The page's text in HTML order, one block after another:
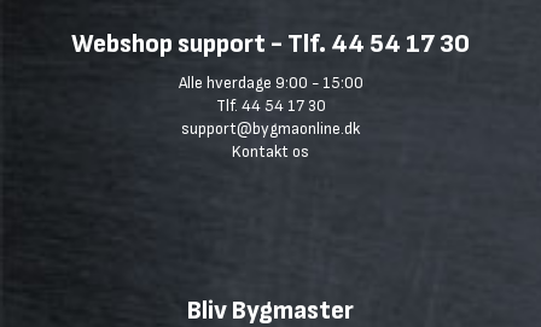
Webshop support - Tlf. 44 54 17 30
Alle hverdage 9:00 - 15:00
Tlf. 44 54 17 30
support@bygmaonline.dk
Kontakt os
Bliv Bygmaster